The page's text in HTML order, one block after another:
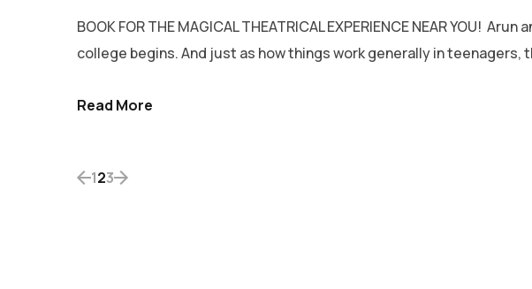
BOOK FOR THE MAGICAL THEATRICAL EXPERIENCE NEAR
college begins. And just as how things work generally in teenagers,
Read More
123